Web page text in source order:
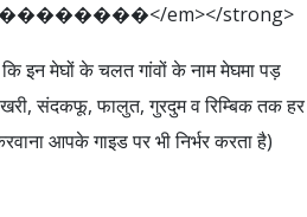
��������</em></strong>
इन मेघों के चलत गांवों के नाम मेघमा पड़
संदकफू, फालुत, गुरदुम व रिम्बिक तक हर
आपके गाइड पर भी निर्भर करता है)